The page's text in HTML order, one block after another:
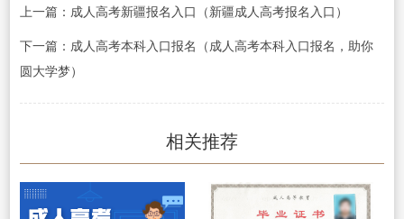
上一篇：成人高考新疆报名入口（新疆成人高考报名入口）
下一篇：成人高考本科入口报名（成人高考本科入口报名，助你
圆大学梦）
相关推荐